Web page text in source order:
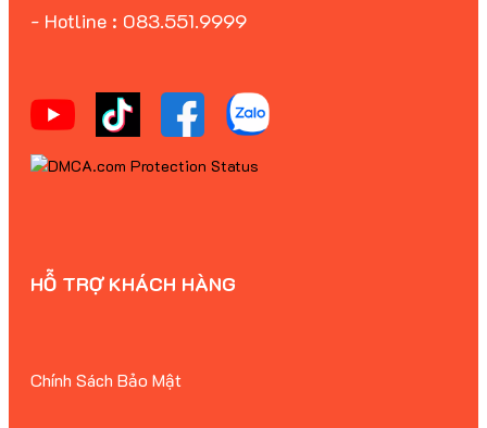
- Hotline : 083.551.9999
HỖ TRỢ KHÁCH HÀNG
Chính Sách Bảo Mật